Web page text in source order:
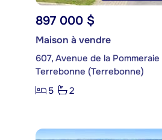
897 000 $
Maison à vendre
607, Avenue de la Pommeraie
Terrebonne (Terrebonne)
5
2